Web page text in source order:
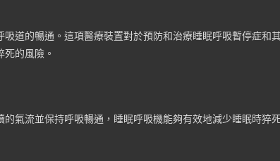
道的暢通。這項醫療裝置對於預防和治療睡眠呼吸暫停症和
的風險。
氣流並保持呼吸暢通，睡眠呼吸機能夠有效地減少睡眠時猝